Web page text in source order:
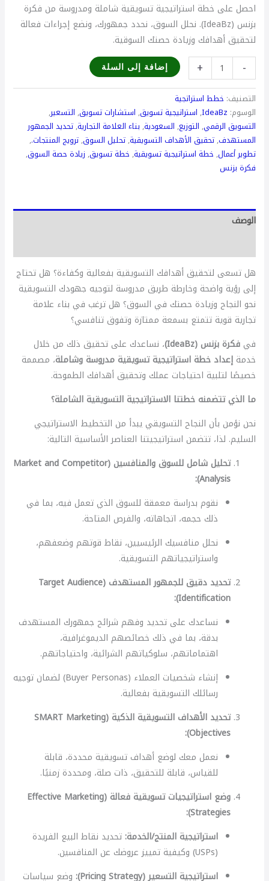
احصل على خطة استراتيجية تسويقية شاملة ومدروسة من فكرة
بزنس (IdeaBz). نحلل السوق، نحدد جمهورك، ونضع إجراءات فعالة
لتحقيق أهدافك وزيادة حصتك السوقية.
-
+ إضافة إلى السلة
التصنيف: خطط استراتجية
الوسوم: IdeaBz
, استراتيجية تسويق, استشارات تسويق, التسعير,
التسويق الرقمي, التوزيع, السعودية, بناء العلامة التجارية,تحديد الجمهور
المستهدف,تحقيق الأهداف التسويقية,تحليل السوق,ترويج المنتجات.,
تطوير أعمال, خطة استراتيجية تسويقية, خطة تسويق, زيادة حصة السوق,
فكرة بزنس
الوصف
هل تسعى لتحقيق أهدافك التسويقية بفعالية وكفاءة؟ هل تحتاج
إلى رؤية واضحة وخارطة طريق مدروسة لتوجيه جهودك التسويقية
نحو النجاح وزيادة حصتك في السوق؟ هل ترغب في بناء علامة
تجارية قوية تتمتع بسمعة ممتازة وتفوق تنافسي؟
في فكرة بزنس (IdeaBz)
، نساعدك على تحقيق ذلك من خلال
خدمة إعداد خطة استراتيجية تسويقية مدروسة وشاملة، مصممة
خصيصًا لتلبية احتياجات عملك وتحقيق أهدافك الطموحة.
ما الذي تتضمنه خطتنا الاستراتيجية التسويقية الشاملة؟
نحن نؤمن بأن النجاح التسويقي يبدأ من التخطيط الاستراتيجي
السليم. لذا، تتضمن استراتيجيتنا العناصر الأساسية التالية:
تحليل شامل للسوق والمنافسين (Market and Competitor
Analysis):
نقوم بدراسة معمقة للسوق الذي تعمل فيه، بما في
ذلك حجمه، اتجاهاته، والفرص المتاحة.
نحلل منافسيك الرئيسيين، نقاط قوتهم وضعفهم،
واستراتيجياتهم التسويقية.
تحديد دقيق للجمهور المستهدف (Target Audience
Identification):
نساعدك على تحديد وفهم شرائح جمهورك المستهدف
بدقة، بما في ذلك خصائصهم الديموغرافية،
اهتماماتهم، سلوكياتهم الشرائية، واحتياجاتهم.
إنشاء شخصيات العملاء (Buyer Personas) لضمان توجيه
رسائلك التسويقية بفعالية.
تحديد الأهداف التسويقية الذكية (SMART Marketing
Objectives):
نعمل معك لوضع أهداف تسويقية محددة، قابلة
للقياس، قابلة للتحقيق، ذات صلة، ومحددة زمنيًا.
وضع استراتيجيات تسويقية فعالة (Effective Marketing
Strategies):
استراتيجية المنتج/الخدمة:تحديد نقاط البيع الفريدة
(USPs) وكيفية تمييز عروضك عن المنافسين.
استراتيجية التسعير (Pricing Strategy):
وضع سياسات